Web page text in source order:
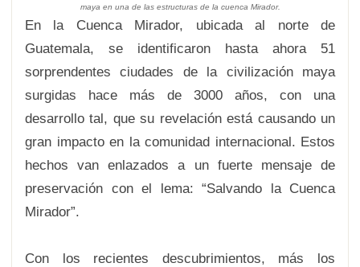
maya en una de las estructuras de la cuenca Mirador.
En la Cuenca Mirador, ubicada al norte de
Guatemala, se identificaron hasta ahora 51
sorprendentes ciudades de la civilización maya
surgidas hace más de 3000 años, con una
desarrollo tal, que su revelación está causando un
gran impacto en la comunidad internacional. Estos
hechos van enlazados a un fuerte mensaje de
preservación con el lema: “Salvando la Cuenca
Mirador”.
Con los recientes descubrimientos, más los